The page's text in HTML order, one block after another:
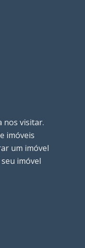
nos visitar.
imóveis
um imóvel
imóvel